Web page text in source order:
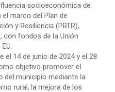
socioeconómica de
marco del Plan de
y Resiliencia (PRTR),
con fondos de la Unión
el 14 de junio de 2024 y el 28
objetivo promover el
municipio mediante la
rural, la mejora de los